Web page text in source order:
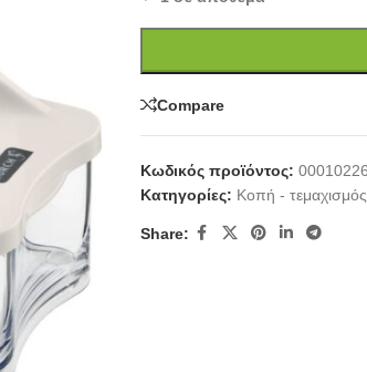
Compare
Κωδικός προϊόντος: 00010226
Κατηγορίες: Κοπή -
Share: